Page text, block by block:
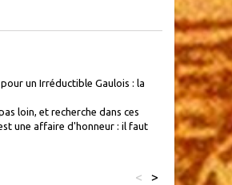
un Irréductible Gaulois : la
loin, et recherche dans ces
une affaire d'honneur : il faut
>
<